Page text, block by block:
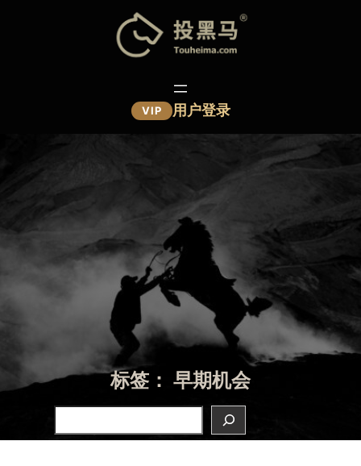
VIP 用户登录
标签： 早期机会